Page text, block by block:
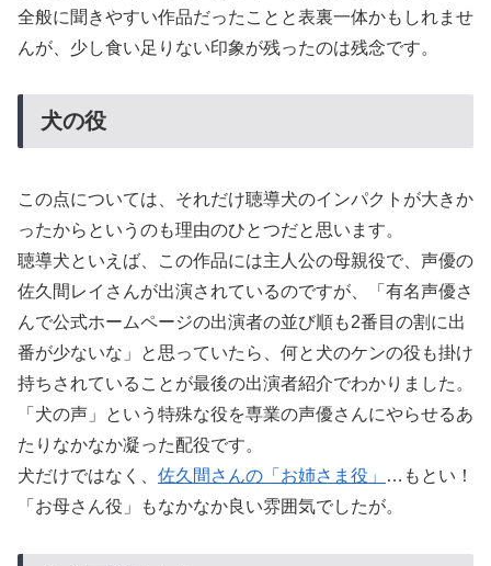
全般に聞きやすい作品だったことと表裏一体かもしれませ
んが、少し食い足りない印象が残ったのは残念です。
犬の役
この点については、それだけ聴導犬のインパクトが大きか
ったからというのも理由のひとつだと思います。
聴導犬といえば、この作品には主人公の母親役で、声優の
佐久間レイさんが出演されているのですが、「有名声優さ
んで公式ホームページの出演者の並び順も2番目の割に出
番が少ないな」と思っていたら、何と犬のケンの役も掛け
持ちされていることが最後の出演者紹介でわかりました。
「犬の声」という特殊な役を専業の声優さんにやらせるあ
たりなかなか凝った配役です。
犬だけではなく、 佐久間さんの「お姉さま役」
…もとい！
「お母さん役」もなかなか良い雰囲気でしたが。